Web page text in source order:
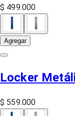
$ 499.000
Agregar
Locker
$ 559.000